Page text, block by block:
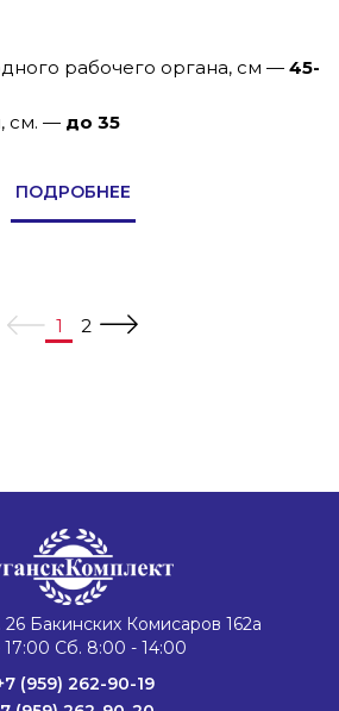
рабочего органа, см —45-
см. — до 35
ПОДРОБНЕЕ
1 2
26 Бакинских Комисаров 162а
Сб. 8:00 - 14:00
(959) 262-90-19